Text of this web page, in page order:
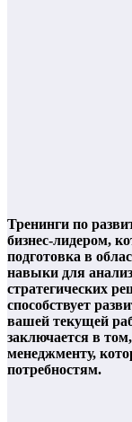
Тренинги по
бизнес-лидером,
подготовка в
навыки для
стратегических
способствует
вашей текущей
заключается в
менеджменту,
потребностям.